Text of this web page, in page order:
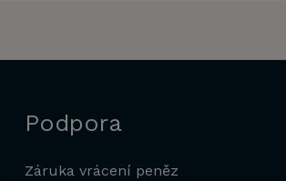
Podpora
Záruka vrácení peněz